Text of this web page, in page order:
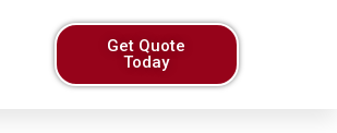
Get Quote
Today